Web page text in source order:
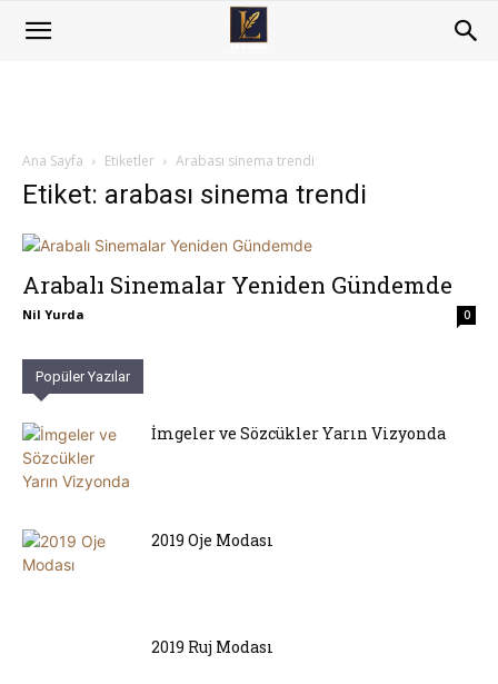
Ana Sayfa Etiketler Arabası sinema trendi
Etiket: arabası sinema trendi
Arabalı Sinemalar Yeniden Gündemde
Nil Yurda 0
Popüler Yazılar
İmgeler ve Sözcükler Yarın Vizyonda
2019 Oje Modası
2019 Ruj Modası